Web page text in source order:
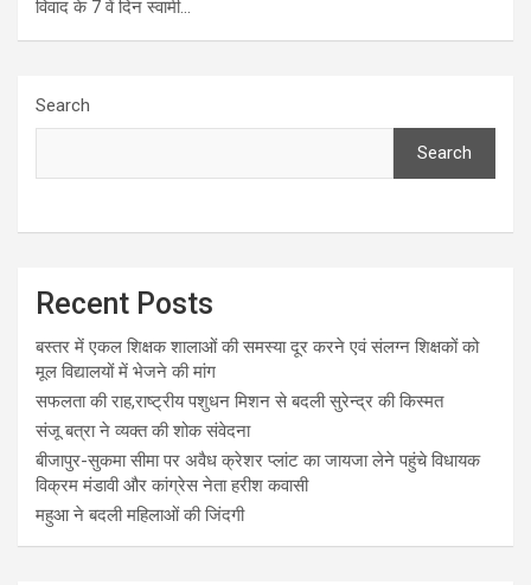
विवाद के 7 वें दिन स्वामी…
Search
Search
Recent Posts
बस्तर में एकल शिक्षक शालाओं की समस्या दूर करने एवं संलग्न शिक्षकों को
मूल विद्यालयों में भेजने की मांग
सफलता की राह,राष्ट्रीय पशुधन मिशन से बदली सुरेन्द्र की किस्मत
संजू बत्रा ने व्यक्त की शोक संवेदना
बीजापुर-सुकमा सीमा पर अवैध क्रेशर प्लांट का जायजा लेने पहुंचे विधायक
विक्रम मंडावी और कांग्रेस नेता हरीश कवासी
महुआ ने बदली महिलाओं की जिंदगी